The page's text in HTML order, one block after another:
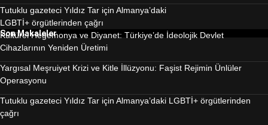
Tutuklu gazeteci Yıldız Tar için Almanya’daki
LGBTİ+ örgütlerinden çağrı
Son Makaleler
Kültürel Hegemonya ve Diyanet: Türkiye’de İdeolojik Devlet
Cihazlarının Yeniden Üretimi
Yargısal Meşruiyet Krizi ve Kitle İllüzyonu: Faşist Rejimin Ünlüler
Operasyonu
Tutuklu gazeteci Yıldız Tar için Almanya’daki LGBTİ+ örgütlerinden
çağrı